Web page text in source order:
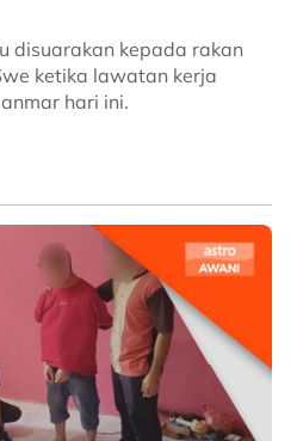
disuarakan kepada rakan
ketika lawatan kerja
hari ini.